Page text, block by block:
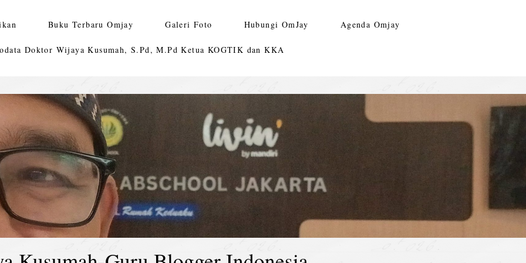
Buku Terbaru Omjay Galeri Foto Hubungi OmJay Agenda Omjay
Doktor Wijaya Kusumah, S.Pd, M.Pd Ketua KOGTIK dan KKA